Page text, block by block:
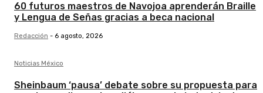
60 futuros maestros de Navojoa aprenderán Braille
y Lengua de Señas gracias a beca nacional
Redacción - 6 agosto, 2026
Noticias México
Sheinbaum ‘pausa’ debate sobre su propuesta para